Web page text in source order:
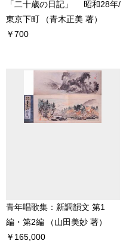
「二十歳の日記」 昭和28年/
東京下町
（青木正美 著）
￥700
青年唱歌集：新調韻文 第1
編・第2編
（山田美妙 著）
￥165,000